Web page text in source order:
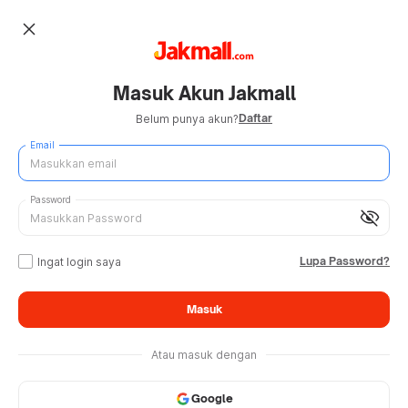
close
Masuk Akun Jakmall
Belum punya akun?Daftar
Email
visibility_off
Password
Ingat login saya Lupa Password?
Masuk
Atau masuk dengan
Google